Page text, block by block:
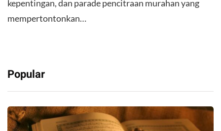
kepentingan, dan parade pencitraan murahan yang
mempertontonkan…
Popular